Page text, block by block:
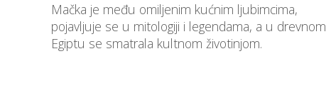
Mačka je među omiljenim kućnim ljubimcima,
pojavljuje se u mitologiji i legendama, a u drevnom
Egiptu se smatrala kultnom životinjom.